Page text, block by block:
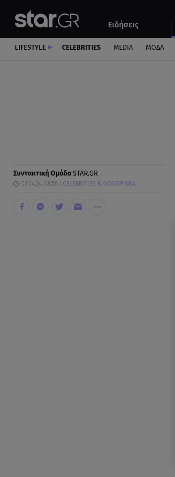
Ειδήσεις
Αυτοκίνητο
LIFESTYLE CELEBRITIES MEDIA ΜΟΔΑ
Συντακτική ΟμάδαSTAR.GR
01.04.24, 08:56 CELEBRITIES & GOSSIP ΝΕΑ